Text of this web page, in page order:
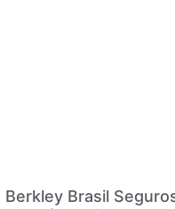
Berkley Brasil